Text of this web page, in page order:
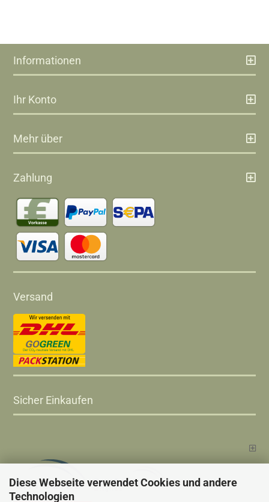
Diese Webseite verwendet Cookies und andere
Technologien
Informationen
Ihr Konto
Mehr über
Zahlung
Versand
Sicher Einkaufen